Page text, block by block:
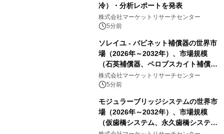
冷）・分析レポートを発表
株式会社マーケットリサーチセンター
5分前
ソレイユ - バビネット補償器の世界市
場（2026年～2032年）、市場規模
（石英補償器、ペロブスカイト補償
器、その他）・分析レポートを発表
株式会社マーケットリサーチセンター
5分前
モジュラーブリッジシステムの世界市
場（2026年～2032年）、市場規模
（仮歯橋システム、永久歯橋システ